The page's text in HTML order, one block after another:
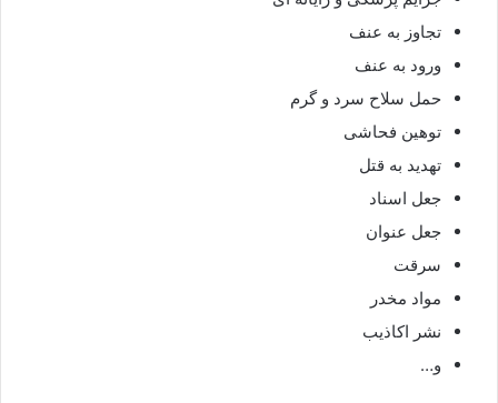
تجاوز به عنف
ورود به عنف
حمل سلاح سرد و گرم
توهین فحاشی
تهدید به قتل
جعل اسناد
جعل عنوان
سرقت
مواد مخدر
نشر اکاذیب
و…